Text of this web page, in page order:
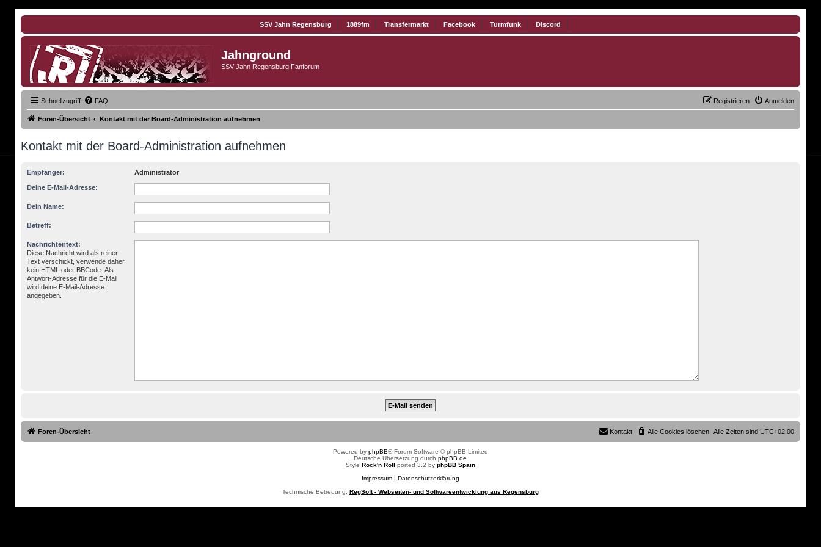
SSV Jahn Regensburg 1889fm Transfermarkt Facebook Turmfunk Discord
Jahnground
SSV Jahn Regensburg Fanforum
Schnellzugriff FAQ Anmelden
Registrieren
Foren-Übersicht Kontakt mit der Board-Administration aufnehmen
Kontakt mit der Board-Administration aufnehmen
Empfänger: Administrator
Deine E-Mail-Adresse:
Dein Name:
Betreff:
Nachrichtentext:
Diese Nachricht wird als reiner
Text verschickt, verwende daher
kein HTML oder BBCode. Als
Antwort-Adresse für die E-Mail
wird deine E-Mail-Adresse
angegeben.
Foren-Übersicht Alle Zeiten sindUTC+02:00
Alle Cookies löschen
Kontakt
Powered by phpBB® Forum Software © phpBB Limited
Deutsche Übersetzung durchphpBB.de
Style Rock'n Roll ported 3.2 by phpBB Spain
Impressum| Datenschutzerklärung
Technische Betreuung: RegSoft - Webseiten- und Softwareentwicklung aus Regensburg